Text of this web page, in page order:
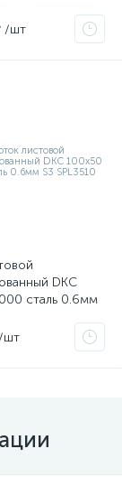
/шт
DKC
сталь 0.6мм
/шт